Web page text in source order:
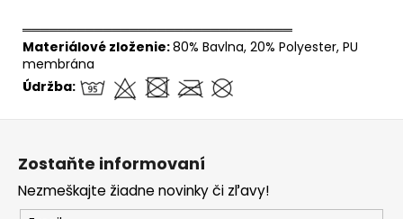
══════════════════════════════
Materiálové zloženie:80% Bavlna, 20% Polyester, PU
membrána
Údržba:
Zostaňte informovaní
Nezmeškajte žiadne novinky či zľavy!